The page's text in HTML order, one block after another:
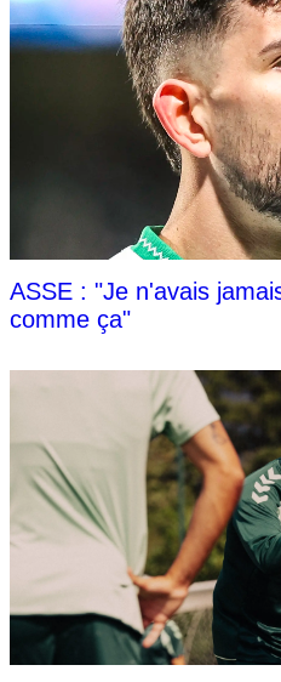
ASSE : "Je n'avais
comme ça"